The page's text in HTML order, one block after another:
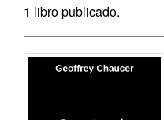
1 libro publicado.